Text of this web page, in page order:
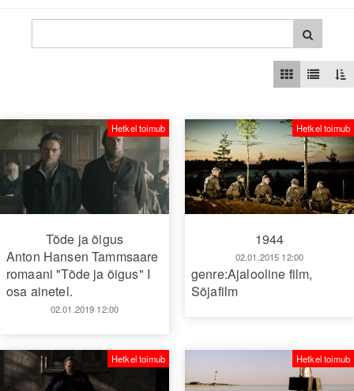
Tõde ja õigus
Anton Hansen Tammsaare
romaani "Tõde ja õigus" I
osa ainetel.
02.01.2019 12:00
Hetkel toimub
1944
02.01.2015 12:00
Hetkel toimub
genre:Ajalooline film,
Sõjafilm
Hetkel toimub Hetkel toimub